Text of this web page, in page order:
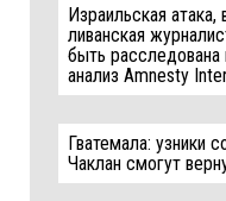
Израильская
ливанская
быть расследована
анализ Amnesty
Гватемала: узники
Чаклан смогут